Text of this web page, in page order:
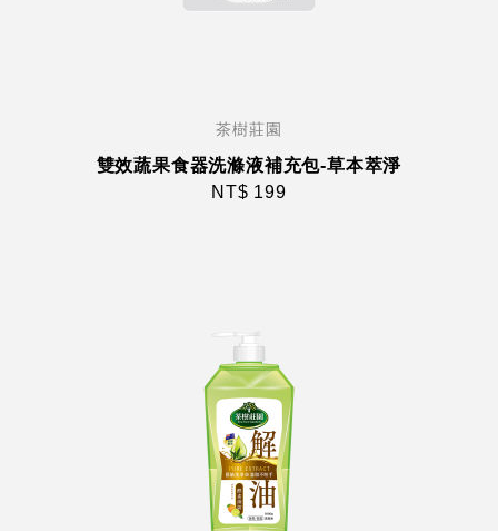
茶樹莊園
雙效蔬果食器洗滌液補充包-草本萃淨
NT$ 199